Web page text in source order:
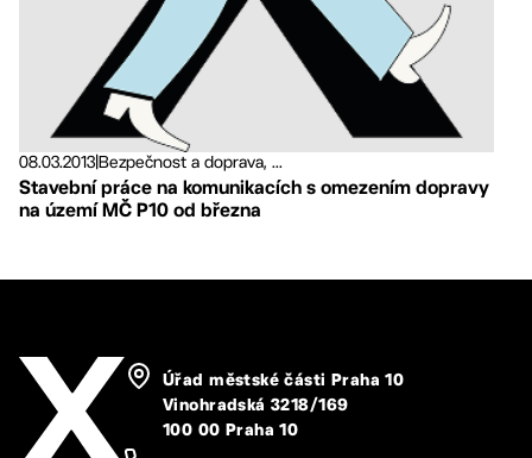
08.03.2013Bezpečnost a doprava, ...
Stavební práce na komunikacích s omezením dopravy
na území MČ P10 od března
Úřad městské části Praha 10
Vinohradská 3218/169
100 00 Praha 10